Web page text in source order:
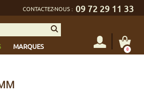
CONTACTEZ-NOUS : 09 72 29 11 33
MARQUES 0